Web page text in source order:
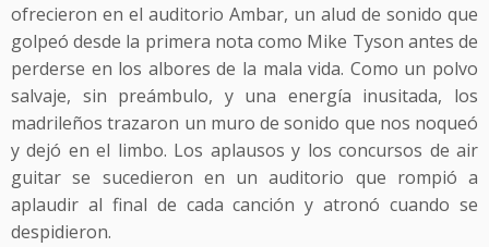
ofrecieron en el auditorio Ambar, un alud de sonido que
golpeó desde la primera nota como Mike Tyson antes de
perderse en los albores de la mala vida. Como un polvo
salvaje, sin preámbulo, y una energía inusitada, los
madrileños trazaron un muro de sonido que nos noqueó
y dejó en el limbo. Los aplausos y los concursos de air
guitar se sucedieron en un auditorio que rompió a
aplaudir al final de cada canción y atronó cuando se
despidieron.